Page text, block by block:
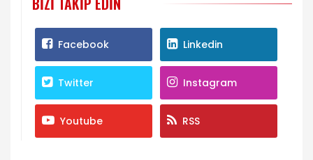
Facebook Linkedin
Twitter Instagram
Youtube RSS